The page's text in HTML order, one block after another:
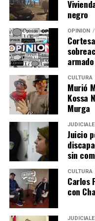
trabaja y entender en
proyecta”.
Una fábrica
internacional
La empresa Lory
entre personal
operarios de producción.
La firma fabrica
tabaco, además de
desmalezadoras,
equipos adaptados a
Misiones.
Ante la caída de las
años, la empresa
negro
OPINIÓN
CULTURA
Murió
Kossa
Murga
Juicio
sin
CULTURA
Carlos
con